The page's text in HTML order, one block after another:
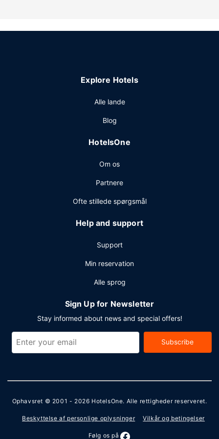
Explore Hotels
Alle lande
Blog
HotelsOne
Om os
Partnere
Ofte stillede spørgsmål
Help and support
Support
Min reservation
Alle sprog
Sign Up for Newsletter
Stay informed about news and special offers!
Subscribe
Ophavsret © 2001 - 2026 HotelsOne. Alle rettigheder reserveret.
Beskyttelse af personlige oplysninger Vilkår og betingelser
Følg os på